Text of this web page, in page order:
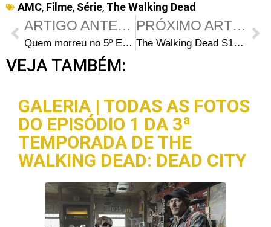
AMC, Filme, Série, The Walking Dead
ARTIGO ANTERIOR
Quem morreu no 5º Episódio da 10ª Temporada de The Walking Dead?
PRÓXIMO ARTIGO
The Walking Dead S10E05: 5 coisas que você pode ter perdido em “What It Always Is”
VEJA TAMBÉM:
GALERIA | TODAS AS FOTOS
DO EPISÓDIO 1 DA 3ª
TEMPORADA DE THE
WALKING DEAD: DEAD CITY